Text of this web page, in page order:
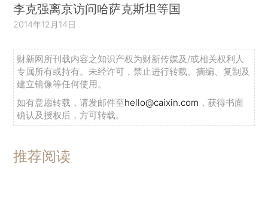
李克强离京访问哈萨克斯坦等国
2014年12月14日
财新网所刊载内容之知识产权为财新传媒及/或相关权利人
专属所有或持有。未经许可，禁止进行转载、摘编、复制及
建立镜像等任何使用。
如有意愿转载，请发邮件至hello@caixin.com ，获得书面
确认及授权后，方可转载。
推荐阅读